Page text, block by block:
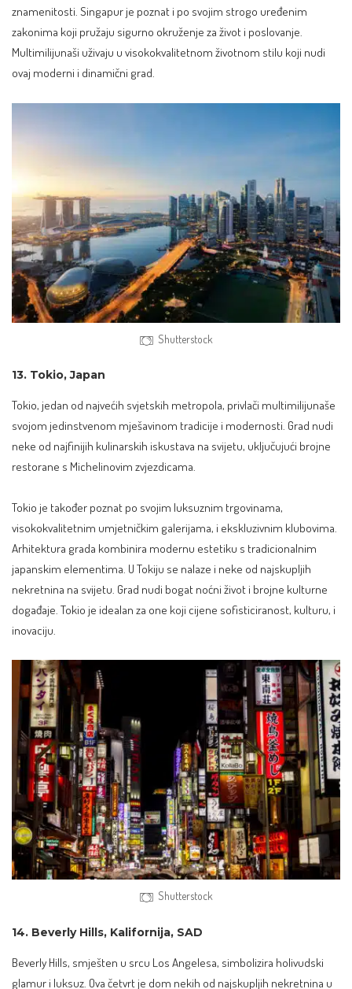
znamenitosti. Singapur je poznat i po svojim strogo uređenim
zakonima koji pružaju sigurno okruženje za život i poslovanje.
Multimilijunaši uživaju u visokokvalitetnom životnom stilu koji nudi
ovaj moderni i dinamični grad.
Shutterstock
13. Tokio, Japan
Tokio, jedan od najvećih svjetskih metropola, privlači multimilijunaše
svojom jedinstvenom mješavinom tradicije i modernosti. Grad nudi
neke od najfinijih kulinarskih iskustava na svijetu, uključujući brojne
restorane s Michelinovim zvjezdicama.
Tokio je također poznat po svojim luksuznim trgovinama,
visokokvalitetnim umjetničkim galerijama, i ekskluzivnim klubovima.
Arhitektura grada kombinira modernu estetiku s tradicionalnim
japanskim elementima. U Tokiju se nalaze i neke od najskupljih
nekretnina na svijetu. Grad nudi bogat noćni život i brojne kulturne
događaje. Tokio je idealan za one koji cijene sofisticiranost, kulturu, i
inovaciju.
Shutterstock
14. Beverly Hills, Kalifornija, SAD
Beverly Hills, smješten u srcu Los Angelesa, simbolizira holivudski
glamur i luksuz. Ova četvrt je dom nekih od najskupljih nekretnina u